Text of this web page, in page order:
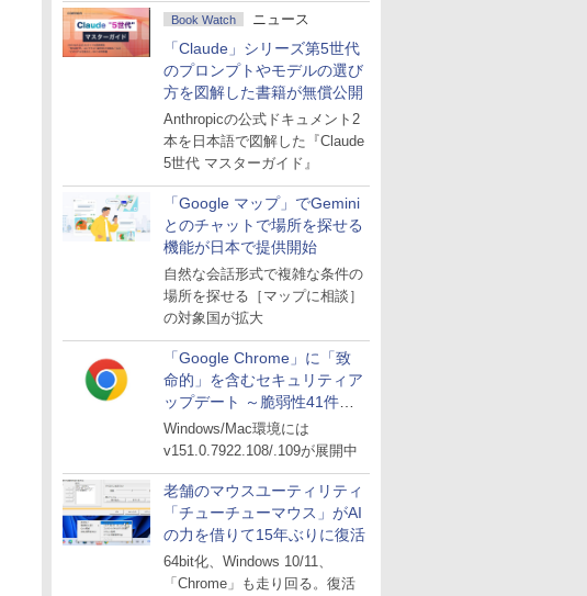
Book Watch ニュース
「Claude」シリーズ第5世代
のプロンプトやモデルの選び
方を図解した書籍が無償公開
Anthropicの公式ドキュメント2
本を日本語で図解した『Claude
5世代 マスターガイド』
「Google マップ」でGemini
とのチャットで場所を探せる
機能が日本で提供開始
自然な会話形式で複雑な条件の
場所を探せる［マップに相談］
の対象国が拡大
「Google Chrome」に「致
命的」を含むセキュリティア
ップデート ～脆弱性41件に
対処
Windows/Mac環境には
v151.0.7922.108/.109が展開中
老舗のマウスユーティリティ
「チューチューマウス」がAI
の力を借りて15年ぶりに復活
64bit化、Windows 10/11、
「Chrome」も走り回る。復活